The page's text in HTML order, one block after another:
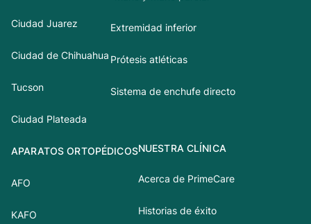
Ciudad Juarez
Ciudad de Chihuahua
Tucson
Ciudad Plateada
Extremidad inferior
Prótesis atléticas
Sistema de enchufe directo
APARATOS ORTOPÉDICOS
AFO
KAFO
NUESTRA CLÍNICA
Acerca de PrimeCare
Historias de éxito